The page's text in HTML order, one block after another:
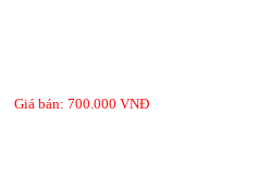
Giá bán: 700.000 VNĐ